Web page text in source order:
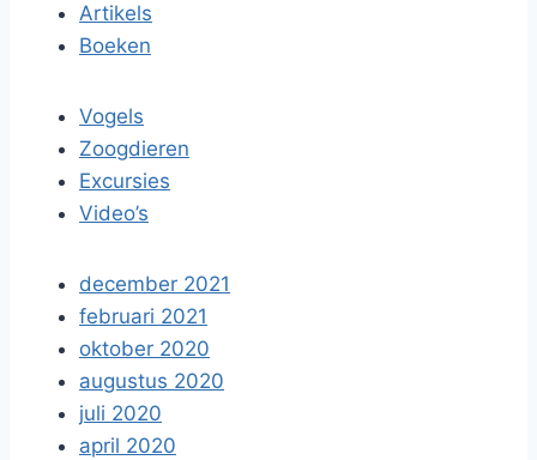
Artikels
Boeken
Vogels
Zoogdieren
Excursies
Video’s
december 2021
februari 2021
oktober 2020
augustus 2020
juli 2020
april 2020